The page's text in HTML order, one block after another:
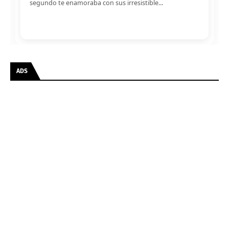
segundo te enamoraba con sus irresistible...
ADS